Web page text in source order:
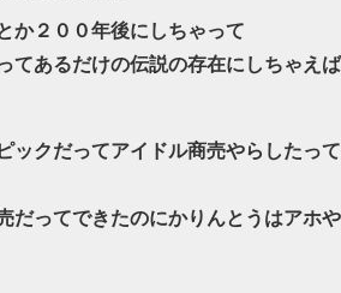
か２００年後にしちゃって
てあるだけの伝説の存在にしちゃえば
ックだってアイドル商売やらしたって
だってできたのにかりんとうはアホや